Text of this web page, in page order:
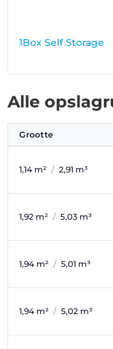
1Box Self Storage
Alle
Grootte
1,14 m² / 2,91 m³
1,92 m² / 5,03 m³
1,94 m² / 5,01 m³
1,94 m² / 5,02 m³